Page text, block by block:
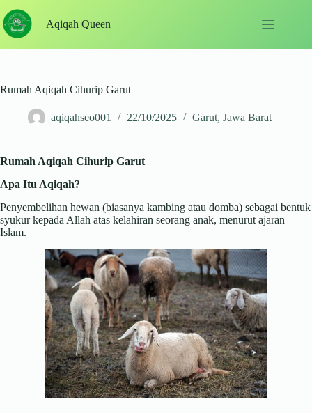
to
content
Aqiqah Queen
Rumah Aqiqah Cihurip Garut
aqiqahseo001 22/10/2025 Garut, Jawa Barat
Rumah Aqiqah Cihurip Garut
Apa Itu Aqiqah?
Penyembelihan hewan (biasanya kambing atau domba) sebagai bentuk
syukur kepada Allah atas kelahiran seorang anak, menurut ajaran
Islam.